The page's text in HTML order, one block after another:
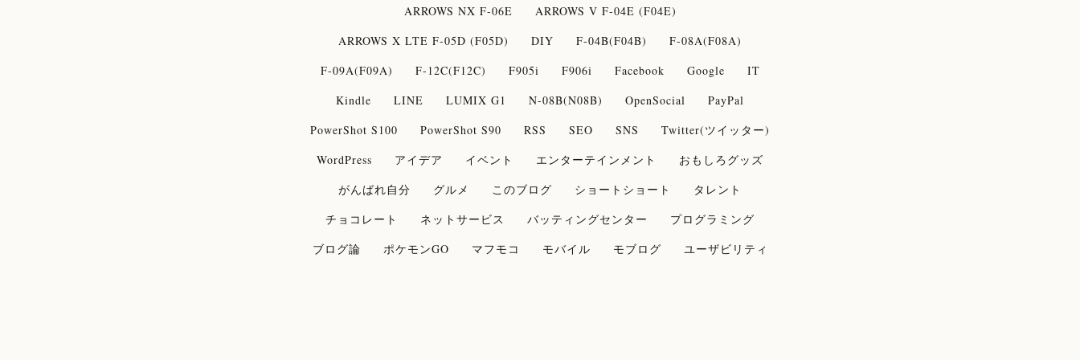
ARROWS NX F-06E
ARROWS V F-04E (F04E)
ARROWS X LTE F-05D (F05D)
DIY F-04B(F04B)
F-08A(F08A)
F-09A(F09A)
F-12C(F12C) F905i F906i Facebook Google
IT
Kindle
LINE LUMIX G1 N-08B(N08B) OpenSocial
PayPal
PowerShot S100
PowerShot S90 RSS SEO SNS
Twitter(ツイッター)
WordPress
アイデア イベント エンターテインメント
おもしろグッズ
がんばれ自分
グルメ このブログ ショートショート
タレント
チョコレート
ネットサービス バッティングセンター
プログラミング
ブログ論
ポケモンGO マフモコ モバイル モブログ
ユーザビリティ